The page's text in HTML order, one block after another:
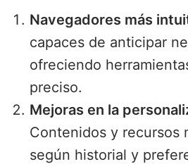
Navegadores más
capaces de anticipar
ofreciendo
preciso.
Mejoras en la
Contenidos y recursos
según historial y